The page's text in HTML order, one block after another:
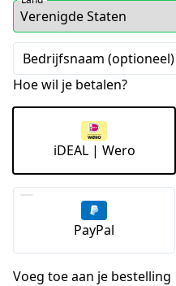
Bedrijfsnaam (optioneel)
Hoe wil je betalen?
iDEAL | Wero
PayPal
Voeg toe aan je bestelling